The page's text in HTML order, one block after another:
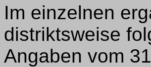
Im einzelnen
distriktsweise
Angaben vom